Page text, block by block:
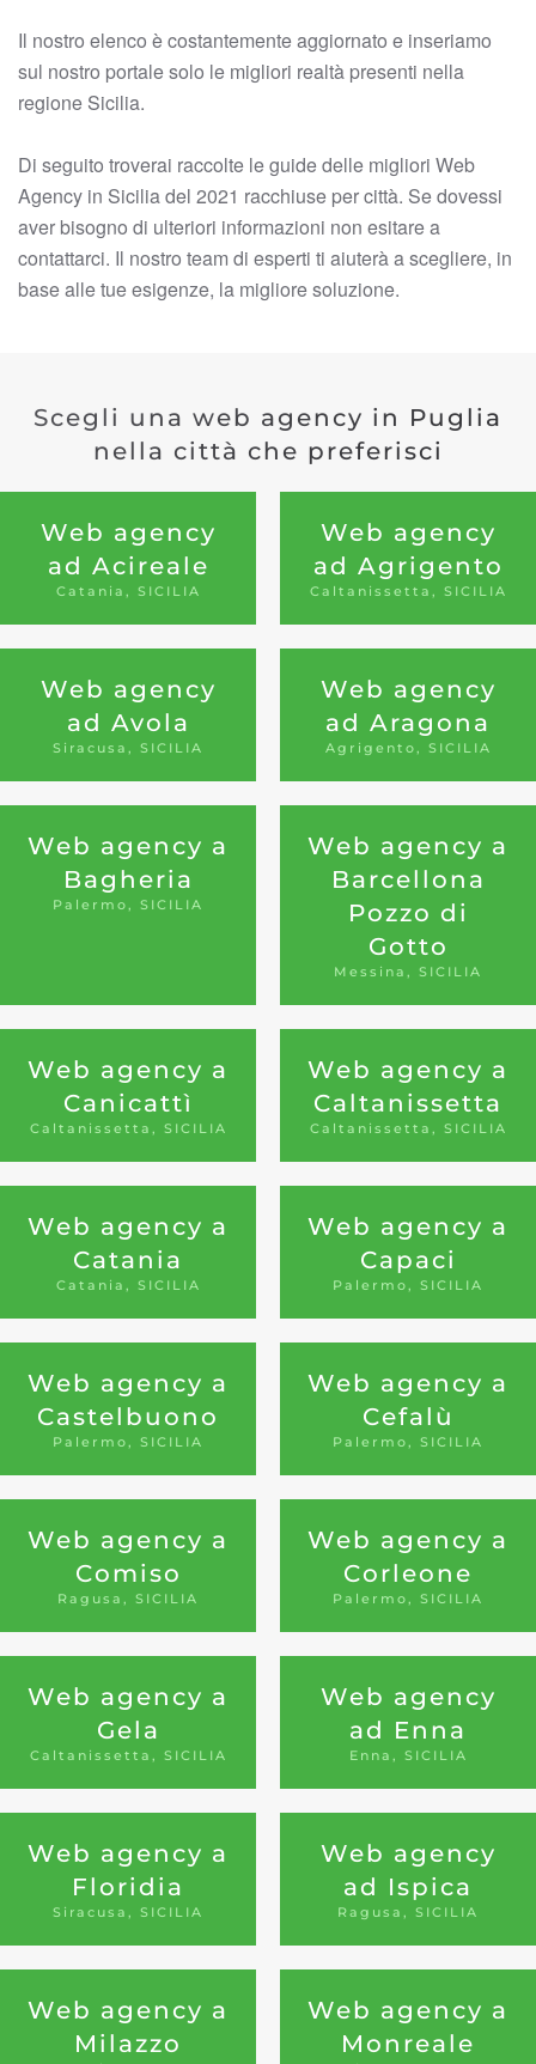
Il nostro elenco è costantemente aggiornato e inseriamo
sul nostro portale solo le migliori realtà presenti nella
regione Sicilia.
Di seguito troverai raccolte le guide delle migliori Web
Agency in Sicilia del 2021 racchiuse per città. Se dovessi
aver bisogno di ulteriori informazioni non esitare a
contattarci. Il nostro team di esperti ti aiuterà a scegliere, in
base alle tue esigenze, la migliore soluzione.
Scegli una web agency in Puglia
nella città che preferisci
Web agency
ad Acireale
Catania, SICILIA
Web agency
ad Agrigento
Caltanissetta, SICILIA
Web agency
ad Avola
Siracusa, SICILIA
Web agency
ad Aragona
Agrigento, SICILIA
Web agency a
Bagheria
Palermo, SICILIA
Web agency a
Barcellona
Pozzo di
Gotto
Messina, SICILIA
Web agency a
Canicattì
Caltanissetta, SICILIA
Web agency a
Caltanissetta
Caltanissetta, SICILIA
Web agency a
Catania
Catania, SICILIA
Web agency a
Capaci
Palermo, SICILIA
Web agency a
Castelbuono
Palermo, SICILIA
Web agency a
Cefalù
Palermo, SICILIA
Web agency a
Comiso
Ragusa, SICILIA
Web agency a
Corleone
Palermo, SICILIA
Web agency a
Gela
Caltanissetta, SICILIA
Web agency
ad Enna
Enna, SICILIA
Web agency a
Floridia
Siracusa, SICILIA
Web agency
ad Ispica
Ragusa, SICILIA
Web agency a
Milazzo
Web agency a
Monreale